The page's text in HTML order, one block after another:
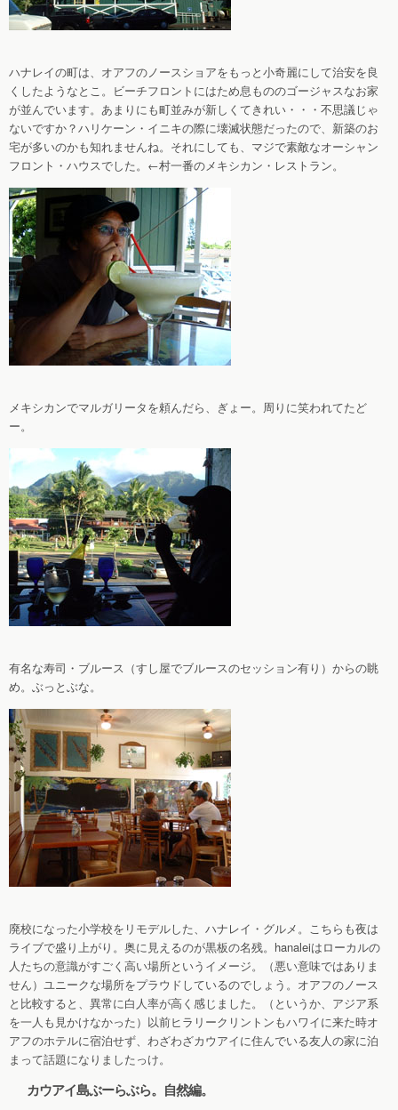
ハナレイの町は、オアフのノースショアをもっと小奇麗にして治安を良
くしたようなとこ。ビーチフロントにはため息もののゴージャスなお家
が並んでいます。あまりにも町並みが新しくてきれい・・・不思議じゃ
ないですか？ハリケーン・イニキの際に壊滅状態だったので、新築のお
宅が多いのかも知れませんね。それにしても、マジで素敵なオーシャン
フロント・ハウスでした。←村一番のメキシカン・レストラン。
メキシカンでマルガリータを頼んだら、ぎょー。周りに笑われてたど
ー。
有名な寿司・ブルース（すし屋でブルースのセッション有り）からの眺
め。ぶっとぶな。
廃校になった小学校をリモデルした、ハナレイ・グルメ。こちらも夜は
ライブで盛り上がり。奥に見えるのが黒板の名残。hanaleiはローカルの
人たちの意識がすごく高い場所というイメージ。（悪い意味ではありま
せん）ユニークな場所をプラウドしているのでしょう。オアフのノース
と比較すると、異常に白人率が高く感じました。（というか、アジア系
を一人も見かけなかった）以前ヒラリークリントンもハワイに来た時オ
アフのホテルに宿泊せず、わざわざカウアイに住んでいる友人の家に泊
まって話題になりましたっけ。
カウアイ島ぶーらぶら。自然編。